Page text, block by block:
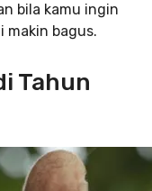
bila kamu ingin
makin bagus.
Tahun